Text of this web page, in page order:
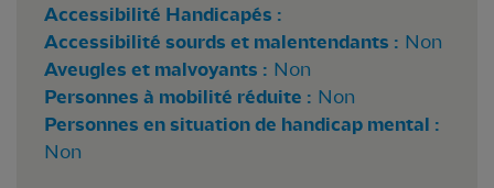
Accessibilité Handicapés :
Accessibilité sourds et malentendants : Non
Aveugles et malvoyants : Non
Personnes à mobilité réduite : Non
Personnes en situation de handicap mental :
Non